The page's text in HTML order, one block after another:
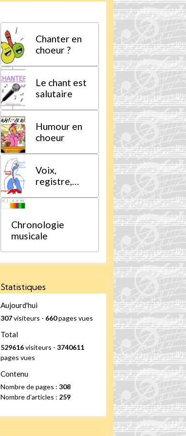
Chanter en
choeur ?
Le chant est
salutaire
Humour en
choeur
Voix,
registre,
Chronologie
musicale
Statistiques
Aujourd'hui
307visiteurs - 660pages vues
Total
529616visiteurs -3740611
pages vues
Contenu
Nombre de pages :308
Nombre d'articles : 259